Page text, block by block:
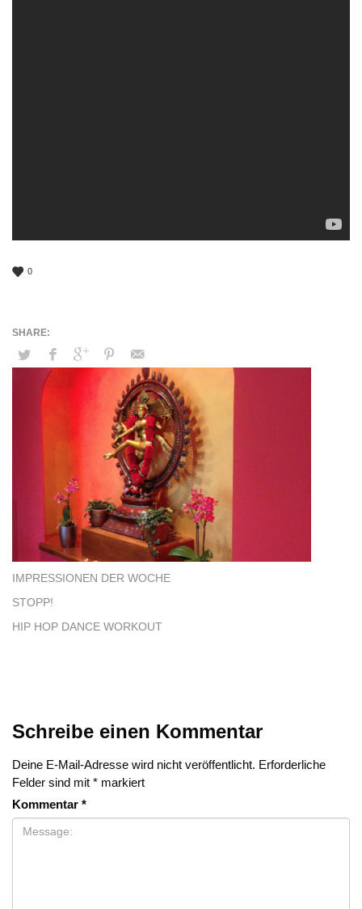
0
IMPRESSIONEN DER WOCHE
STOPP!
HIP HOP DANCE WORKOUT
Schreibe einen Kommentar
Deine E-Mail-Adresse wird nicht veröffentlicht. Erforderliche
Felder sind mit * markiert
Kommentar *